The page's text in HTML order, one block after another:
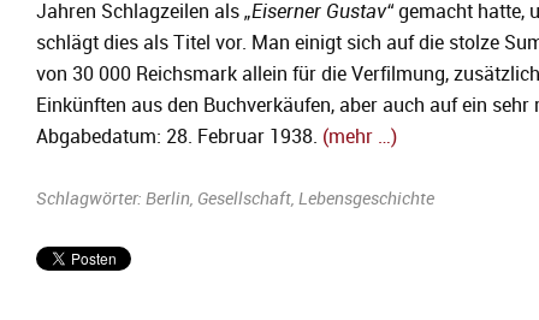
Jahren Schlagzeilen als „Eiserner Gustav“ gemacht hatte,
schlägt dies als Titel vor. Man einigt sich auf die stolze
von 30 000 Reichsmark allein für die Verfilmung,
Einkünften aus den Buchverkäufen, aber auch auf ein sehr
Abgabedatum: 28. Februar 1938. (mehr …)
Schlagwörter: Berlin, Gesellschaft, Lebensgeschichte